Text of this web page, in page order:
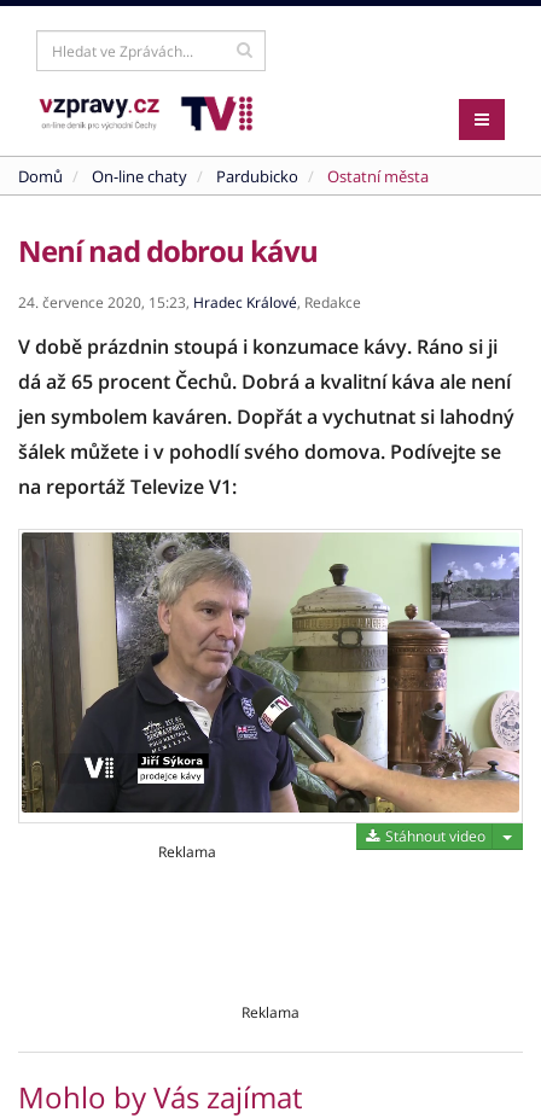
Domů On-line chaty Pardubicko Ostatní města
Není nad dobrou kávu
24. července 2020, 15:23, Hradec Králové, Redakce
V době prázdnin stoupá i konzumace kávy. Ráno si ji
dá až 65 procent Čechů. Dobrá a kvalitní káva ale není
jen symbolem kaváren. Dopřát a vychutnat si lahodný
šálek můžete i v pohodlí svého domova. Podívejte se
na reportáž Televize V1:
Stáhnout video
Reklama
Reklama
Mohlo by Vás zajímat